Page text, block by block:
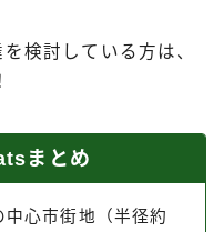
検討している方は、
まとめ
中心市街地（半径約